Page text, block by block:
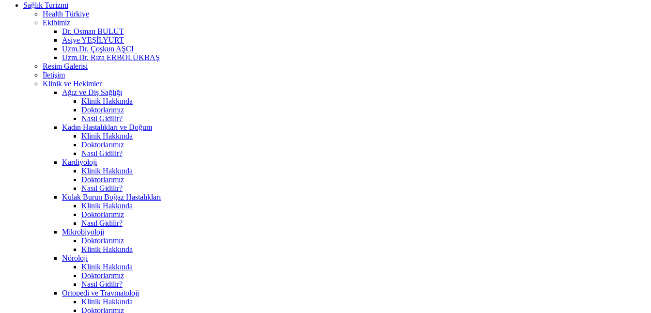
Sağlık Turizmi
Health Türkiye
Ekibimiz
Dr. Osman BULUT
Asiye YEŞİLYURT
Uzm.Dr. Çoşkun AŞCI
Uzm.Dr. Rıza ERBÖLÜKBAŞ
Resim Galerisi
İletişim
Klinik ve Hekimler
Ağız ve Diş Sağlığı
Klinik Hakkında
Doktorlarımız
Nasıl Gidilir?
Kadın Hastalıkları ve Doğum
Klinik Hakkında
Doktorlarımız
Nasıl Gidilir?
Kardiyoloji
Klinik Hakkında
Doktorlarımız
Nasıl Gidilir?
Kulak Burun Boğaz Hastalıkları
Klinik Hakkında
Doktorlarımız
Nasıl Gidilir?
Mikrobiyoloji
Doktorlarımız
Klinik Hakkında
Nöroloji
Klinik Hakkında
Doktorlarımız
Nasıl Gidilir?
Ortopedi ve Travmatoloji
Klinik Hakkında
Doktorlarımız